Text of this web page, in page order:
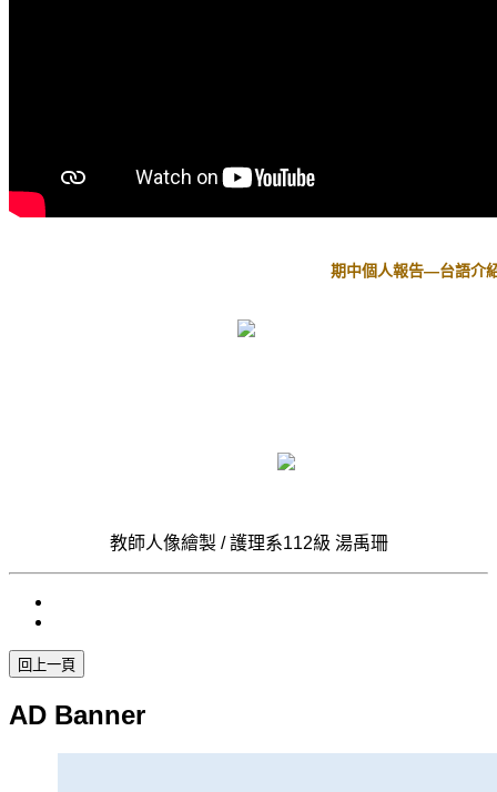
期中個人報告—台語介
教師人像繪製 / 護理系112級 湯禹珊
AD Banner